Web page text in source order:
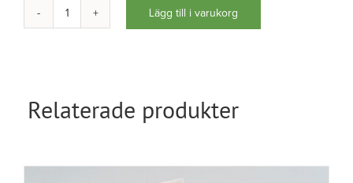
Lägg till i varukorg
Relaterade produkter